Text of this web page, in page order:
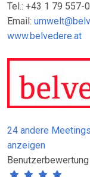
Tel.: +43 1 79 557-0
Email:
www.belvedere.at
24 andere
anzeigen